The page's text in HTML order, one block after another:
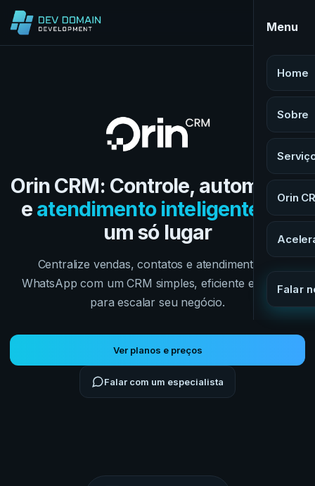
Menu
Home
Sobre
Orin
Falar
Orin CRM: Controle, automação
e atendimento inteligente em
um só lugar
Centralize vendas, contatos e atendimento no
WhatsApp com um CRM simples, eficiente e pronto
para escalar seu negócio.
Ver planos e preços
Falar com um especialista